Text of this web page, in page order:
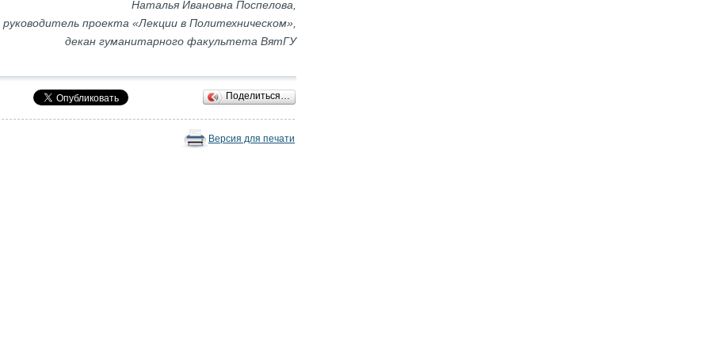
Наталья Ивановна Поспелова,
руководитель проекта «Лекции в Политехническом»,
декан гуманитарного факультета ВятГУ
Поделиться…
Версия для печати